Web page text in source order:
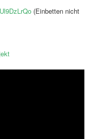
(Einbetten nicht